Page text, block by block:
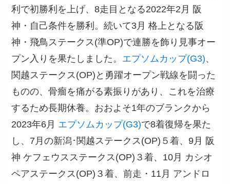
利で初勝利を上げ、8走目となる2022年2月 阪
神・自己条件を勝利。続いて3月 格上となる阪
神・飛鳥ステークス(準OP)で連勝を飾り見事オー
プン入りを果たしました。 エプソムカップ(G3)、
関越ステークス(OP)と勇躍オープン戦線を闘った
ものの、骨瘤を痛がる素振りがあり、これを治療
するため長期休養。おおよそ1年のブランクから
2023年6月 エプソムカップ(G3)で8着復帰を果た
し、7月の新潟･関越ステークス(OP)５着、9月 阪
神 ケフェウスステークス(OP)３着、10月 カシオ
ペアステークス(OP)３着、前走・11月 アンドロ